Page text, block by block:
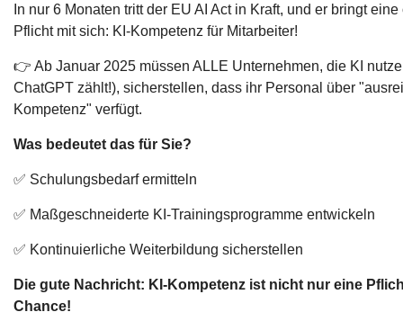
In nur 6 Monaten tritt der EU AI Act in Kraft, und er bringt
Pflicht mit sich: KI-Kompetenz für Mitarbeiter!
👉 Ab Januar 2025 müssen ALLE Unternehmen, die KI
ChatGPT zählt!), sicherstellen, dass ihr Personal über
Kompetenz" verfügt.
Was bedeutet das für Sie?
✅ Schulungsbedarf ermitteln
✅ Maßgeschneiderte KI-Trainingsprogramme entwickeln
✅ Kontinuierliche Weiterbildung sicherstellen
Die gute Nachricht: KI-Kompetenz ist nicht nur eine
Chance!